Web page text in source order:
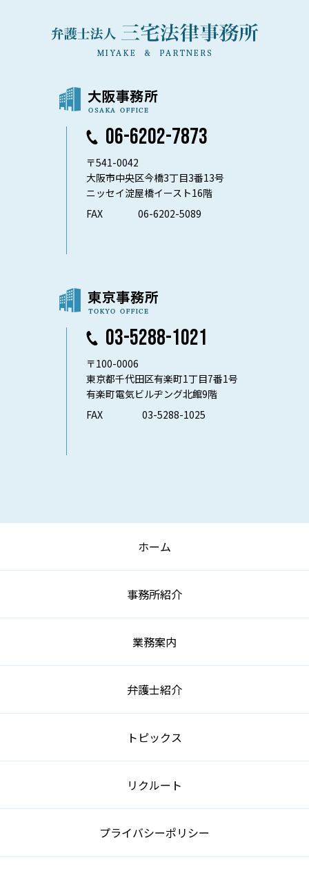
06-6202-7873
〒541-0042
大阪市中央区今橋3丁目3番13号
ニッセイ淀屋橋イースト16階
FAX
06-6202-5089
03-5288-1021
〒100-0006
東京都千代田区有楽町1丁目7番1号
有楽町電気ビルヂング北館9階
FAX
03-5288-1025
ホーム
事務所紹介
業務案内
弁護士紹介
トピックス
リクルート
プライバシーポリシー